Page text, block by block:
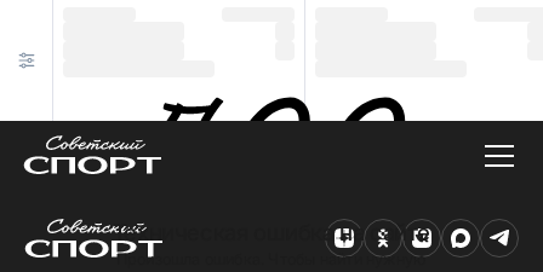
Техническая ошибка на сайте
Произошла ошибка. Чтобы найти нужную